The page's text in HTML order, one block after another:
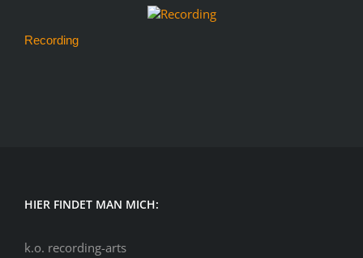
Recording
HIER FINDET MAN MICH:
k.o. recording-arts